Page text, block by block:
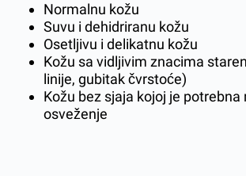
Normalnu kožu
Suvu i dehidriranu kožu
Osetljivu i delikatnu kožu
Kožu sa vidljivim znacima
linije, gubitak čvrstoće)
Kožu bez sjaja kojoj je potrebna
osveženje